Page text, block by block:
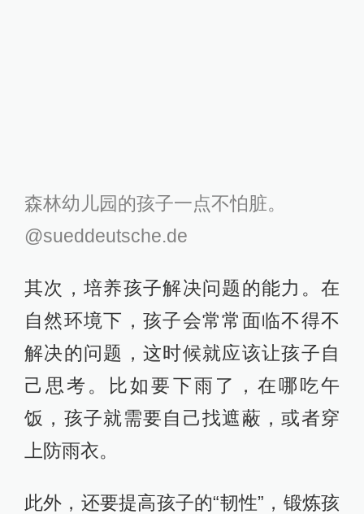
此外，还要提高孩子的“韧性”，锻炼孩
有的事，偶尔的擦伤和淤青不应该成
为孩子的绊脚石。要让孩子学会自己
评估风险，判断什么可以做，什么不
可以做，在挫折中吸取经验，克服困
难。